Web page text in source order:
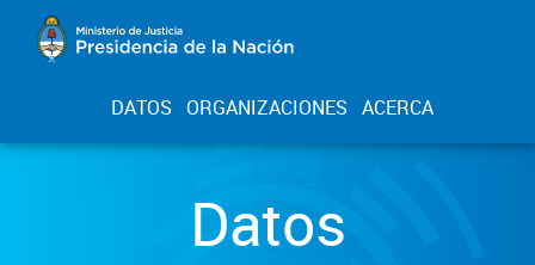
DATOS ORGANIZACIONES ACERCA
Datos